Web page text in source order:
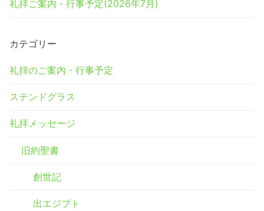
礼拝ご案内・行事予定(2026年7月)
カテゴリー
礼拝のご案内・行事予定
ステンドグラス
礼拝メッセージ
旧約聖書
創世記
出エジプト